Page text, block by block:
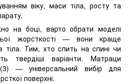
віку, маси тіла, росту та
на боці, варто обрати моделі
жорсткості — вони краще
тіла. Тим, хто спить на спині чи
твердіші варіанти. Матраци
— універсальний вибір для
поверхні.